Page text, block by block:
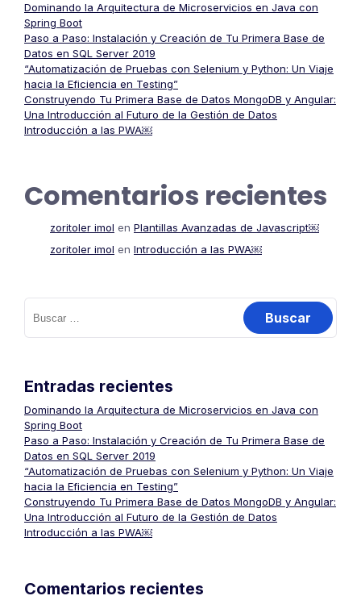
Dominando la Arquitectura de Microservicios en Java con
Spring Boot
Paso a Paso: Instalación y Creación de Tu Primera Base de
Datos en SQL Server 2019
“Automatización de Pruebas con Selenium y Python: Un Viaje
hacia la Eficiencia en Testing”
Construyendo Tu Primera Base de Datos MongoDB y Angular:
Una Introducción al Futuro de la Gestión de Datos
Introducción a las PWA￼
Comentarios recientes
zoritoler imol en Plantillas Avanzadas de Javascript￼
zoritoler imol en Introducción a las PWA￼
Buscar:
Entradas recientes
Dominando la Arquitectura de Microservicios en Java con
Spring Boot
Paso a Paso: Instalación y Creación de Tu Primera Base de
Datos en SQL Server 2019
“Automatización de Pruebas con Selenium y Python: Un Viaje
hacia la Eficiencia en Testing”
Construyendo Tu Primera Base de Datos MongoDB y Angular:
Una Introducción al Futuro de la Gestión de Datos
Introducción a las PWA￼
Comentarios recientes